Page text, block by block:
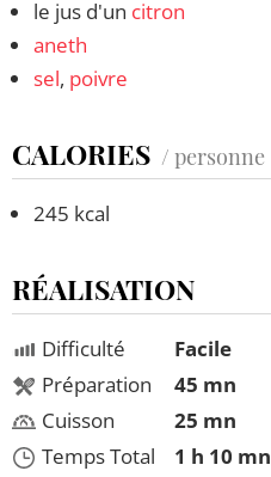
le jus d'un citron
aneth
sel, poivre
CALORIES / personne
245 kcal
RÉALISATION
Difficulté
Préparation
Cuisson
Temps Total
Facile
45 mn
25 mn
1 h 10 mn